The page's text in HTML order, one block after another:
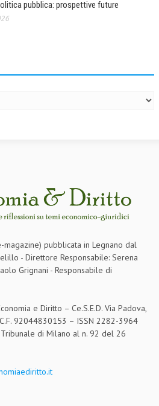
pubblica: prospettive future
magazine) pubblicata in Legnano dal
- Direttore Responsabile: Serena
Grignani - Responsabile di
e Diritto – Ce.S.E.D. Via Padova,
92044830153 – ISSN 2282-3964
di Milano al n. 92 del 26